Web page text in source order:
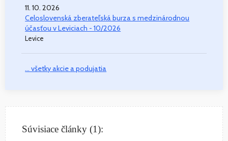
11. 10. 2026
Celoslovenská zberateľská burza s medzinárodnou
účasťou v Leviciach - 10/2026
Levice
... všetky akcie a podujatia
Súvisiace články (1):